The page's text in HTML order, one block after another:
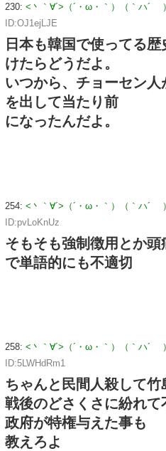
230: <丶｀∀´>（´・ω・｀）（｀ハ´
ID:OJ1ejLJE
日本も韓国で使ってる
けたらどうだよ。
いつから、チョーセン人
を出して当たり前
になったんだよ。
254: <丶｀∀´>（´・ω・｀）（｀ハ´
ID:pvLoKnUz
そもそも強制徴用とか
で単語的にも不適切
258: <丶｀∀´>（´・ω・｀）（｀ハ´
ID:5LWHdRm1
ちゃんと民間人殺して
戦後のどさくさに紛れ
政府が特権与えた事も
教えろよ